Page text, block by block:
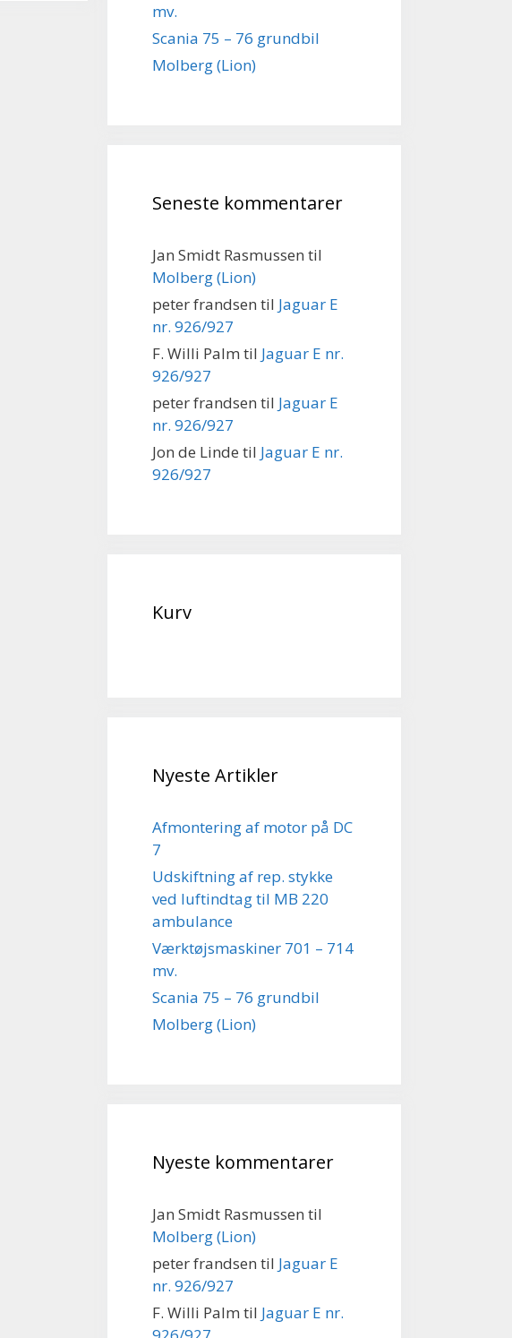
mv.
Scania 75 – 76 grundbil
Molberg (Lion)
Seneste kommentarer
Jan Smidt Rasmussen til
Molberg (Lion)
peter frandsen til Jaguar E
nr. 926/927
F. Willi Palm til Jaguar E nr.
926/927
peter frandsen til Jaguar E
nr. 926/927
Jon de Linde til Jaguar E nr.
926/927
Kurv
Nyeste Artikler
Afmontering af motor på DC
7
Udskiftning af rep. stykke
ved luftindtag til MB 220
ambulance
Værktøjsmaskiner 701 – 714
mv.
Scania 75 – 76 grundbil
Molberg (Lion)
Nyeste kommentarer
Jan Smidt Rasmussen til
Molberg (Lion)
peter frandsen til Jaguar E
nr. 926/927
F. Willi Palm til Jaguar E nr.